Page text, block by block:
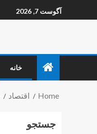
آگوست 7, 2026
خانه
Home اقتصاد
جستجو